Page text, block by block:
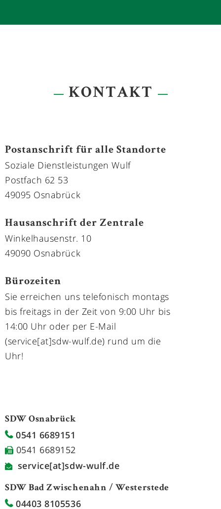
KONTAKT
Postanschrift für alle Standorte
Soziale Dienstleistungen Wulf
Postfach 62 53
49095 Osnabrück
Hausanschrift der Zentrale
Winkelhausenstr. 10
49090 Osnabrück
Bürozeiten
Sie erreichen uns telefonisch montags
bis freitags in der Zeit von 9:00 Uhr bis
14:00 Uhr oder per E-Mail
(service[at]sdw-wulf.de) rund um die
Uhr!
SDW Osnabrück
0541 6689151
0541 6689152
service[at]sdw-wulf.de
SDW Bad Zwischenahn / Westerstede
04403 8105536